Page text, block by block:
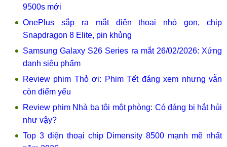
9500s mới
OnePlus sắp ra mắt điện thoại nhỏ gọn, chip
Snapdragon 8 Elite, pin khủng
Samsung Galaxy S26 Series ra mắt 26/02/2026: Xứng
danh siêu phẩm
Review phim Thỏ ơi: Phim Tết đáng xem nhưng vẫn
còn điểm yếu
Review phim Nhà ba tôi một phòng: Có đáng bị hắt hủi
như vậy?
Top 3 điện thoại chip Dimensity 8500 mạnh mẽ nhất